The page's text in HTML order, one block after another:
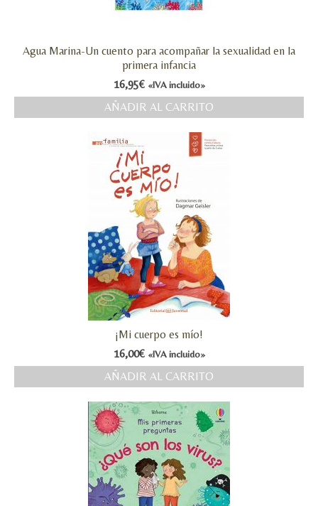
Agua Marina-Un cuento para acompañar la sexualidad en la
primera infancia
16,95€ «IVA incluido»
AÑADIR AL CARRITO
¡Mi cuerpo es mío!
16,00€ «IVA incluido»
AÑADIR AL CARRITO